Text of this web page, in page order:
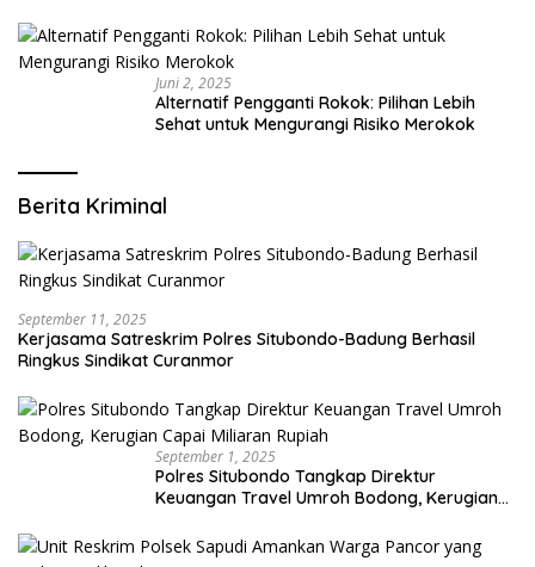
Juni 2, 2025
Alternatif Pengganti Rokok: Pilihan Lebih
Sehat untuk Mengurangi Risiko Merokok
Berita Kriminal
September 11, 2025
Kerjasama Satreskrim Polres Situbondo-Badung Berhasil
Ringkus Sindikat Curanmor
September 1, 2025
Polres Situbondo Tangkap Direktur
Keuangan Travel Umroh Bodong, Kerugian